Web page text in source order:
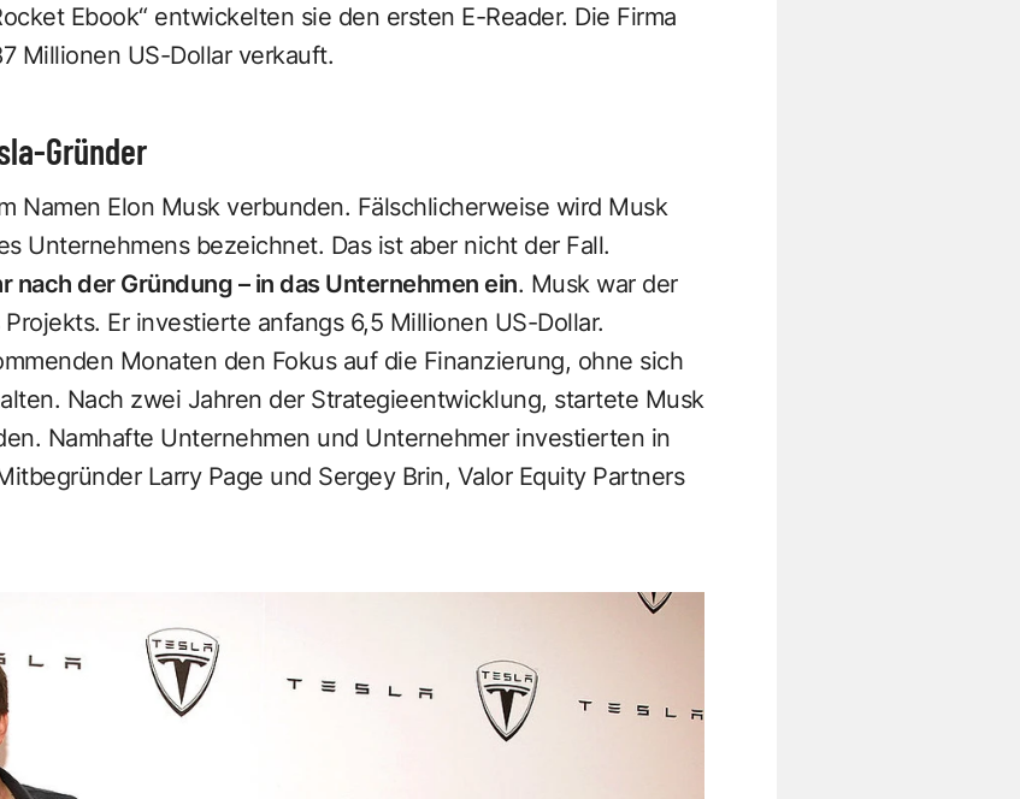
Ebook“ entwickelten sie den ersten E-Reader. Die Firma
Millionen US-Dollar verkauft.
Gründer
Namen Elon Musk verbunden. Fälschlicherweise wird Musk
Unternehmens bezeichnet. Das ist aber nicht der Fall.
nach der Gründung – in das Unternehmen ein. Musk war der
Er investierte anfangs 6,5 Millionen US-Dollar.
Monaten den Fokus auf die Finanzierung, ohne sich
Nach zwei Jahren der Strategieentwicklung, startete Musk
Namhafte Unternehmen und Unternehmer investierten in
Larry Page und Sergey Brin, Valor Equity Partners